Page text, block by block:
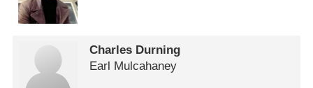
Charles Durning
Earl Mulcahaney